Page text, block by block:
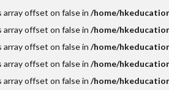
array offset on false in /home/
array offset on false in /home/
array offset on false in /home/
array offset on false in /home/
array offset on false in /home/